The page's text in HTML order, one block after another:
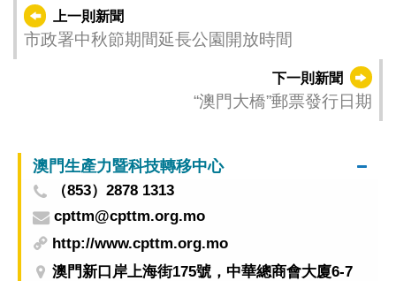
上一則新聞
市政署中秋節期間延長公園開放時間
下一則新聞
“澳門大橋”郵票發行日期
澳門生產力暨科技轉移中心
（853）2878 1313
cpttm@cpttm.org.mo
http://www.cpttm.org.mo
澳門新口岸上海街175號，中華總商會大廈6-7